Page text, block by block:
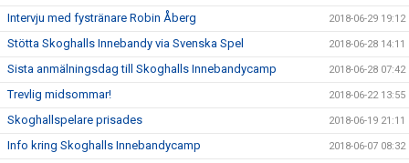
Intervju med fystränare Robin Åberg 2018-06-29 19:12
Stötta Skoghalls Innebandy via Svenska Spel 2018-06-28 14:11
Sista anmälningsdag till Skoghalls Innebandycamp 2018-06-28 07:42
Trevlig midsommar! 2018-06-22 13:55
Skoghallspelare prisades 2018-06-19 21:11
Info kring Skoghalls Innebandycamp 2018-06-07 08:32